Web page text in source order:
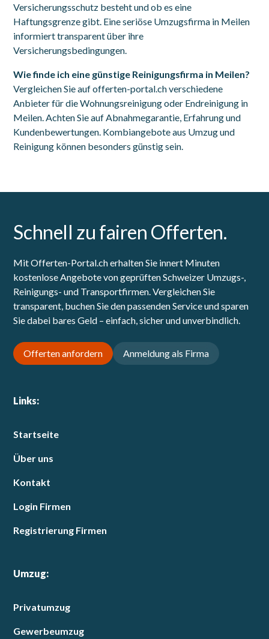
Versicherungsschutz besteht und ob es eine
Haftungsgrenze gibt. Eine seriöse Umzugsfirma in Meilen
informiert transparent über ihre
Versicherungsbedingungen.
Wie finde ich eine günstige Reinigungsfirma in Meilen?
Vergleichen Sie auf offerten-portal.ch verschiedene
Anbieter für die Wohnungsreinigung oder Endreinigung in
Meilen. Achten Sie auf Abnahmegarantie, Erfahrung und
Kundenbewertungen. Kombiangebote aus Umzug und
Reinigung können besonders günstig sein.
Schnell zu fairen Offerten.
Mit Offerten-Portal.ch erhalten Sie innert Minuten
kostenlose Angebote von geprüften Schweizer Umzugs-,
Reinigungs- und Transportfirmen. Vergleichen Sie
transparent, buchen Sie den passenden Service und sparen
Sie dabei bares Geld – einfach, sicher und unverbindlich.
Offerten anfordern Anmeldung als Firma
Links:
Startseite
Über uns
Kontakt
Login Firmen
Registrierung Firmen
Umzug:
Privatumzug
Gewerbeumzug